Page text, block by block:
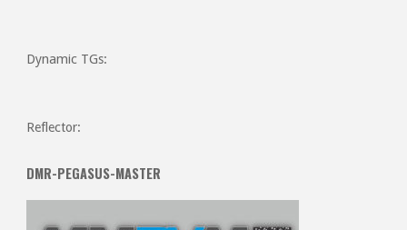
Dynamic TGs:
Reflector:
DMR-PEGASUS-MASTER